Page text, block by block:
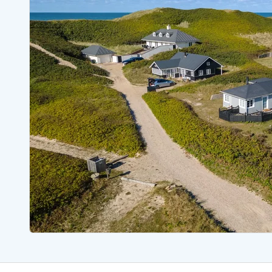
Sommerhuse med fredagsskift
Sommerhuse med lørdagsskift
Sommerhuse i BjerregårdSommerhuse i Blåvand Sommerhuse i
Sommerhuse i Årgab
Sommerhuse i Arrild
Sommerhuse i Bjerregård
Sommerhuse i Blåvand
Sommerhuse i Bork Havn
Sommerhuse i Fjand
Sommerhuse på Fanø
Sommerhuse i Grærup Strand
Sommerhuse i Haurvig
Esmark RejsecurityEsmark KidsVIPEsmark VIP partnerfordele